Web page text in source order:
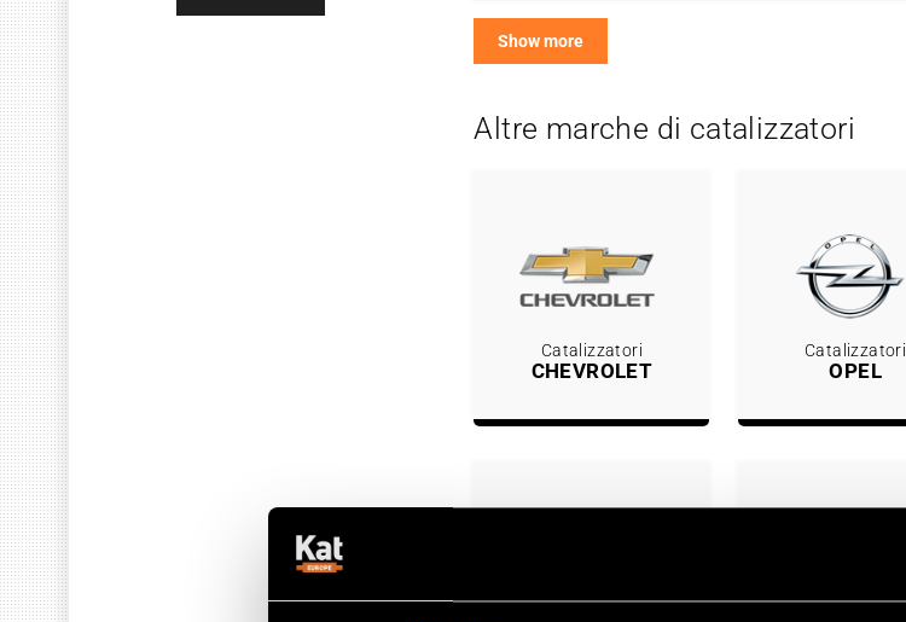
Show more
Altre marche di catalizzatori
Catalizzatori
CHEVROLET
Catalizzatori
OPEL